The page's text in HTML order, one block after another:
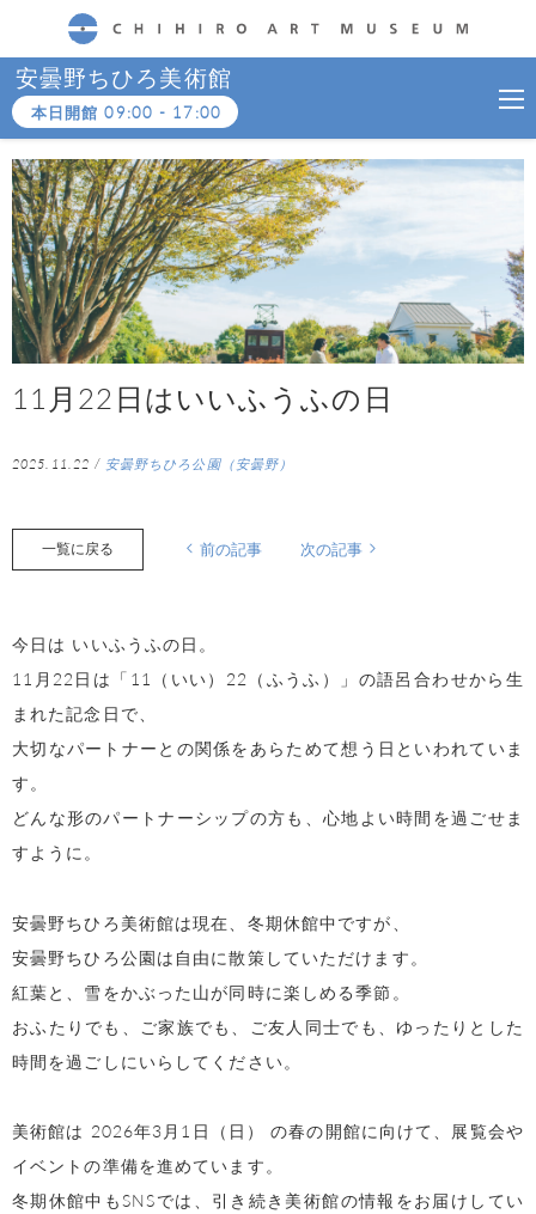
CHIHIRO ART MUSEUM
安曇野ちひろ美術館
本日開館09:00 - 17:00
11月22日はいいふうふの日
2025.11.22 / 安曇野ちひろ公園（安曇野）
一覧に戻る 前の記事 次の記事
今日は いいふうふの日。
11月22日は「11（いい）22（ふうふ）」の語呂合わせから生
まれた記念日で、
大切なパートナーとの関係をあらためて想う日といわれていま
す。
どんな形のパートナーシップの方も、心地よい時間を過ごせま
すように。
安曇野ちひろ美術館は現在、冬期休館中ですが、
安曇野ちひろ公園は自由に散策していただけます。
紅葉と、雪をかぶった山が同時に楽しめる季節。
おふたりでも、ご家族でも、ご友人同士でも、ゆったりとした
時間を過ごしにいらしてください。
美術館は 2026年3月1日（日） の春の開館に向けて、展覧会や
イベントの準備を進めています。
冬期休館中もSNSでは、引き続き美術館の情報をお届けしてい